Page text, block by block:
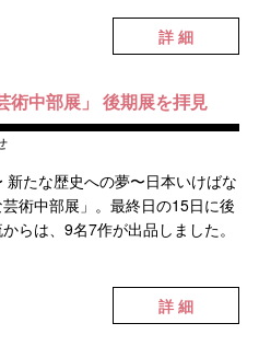
詳 細
術中部展」 後期展を拝見
新たな歴史への夢〜日本いけばな
術中部展」。最終日の15日に後
らは、9名7作が出品しました。
詳 細